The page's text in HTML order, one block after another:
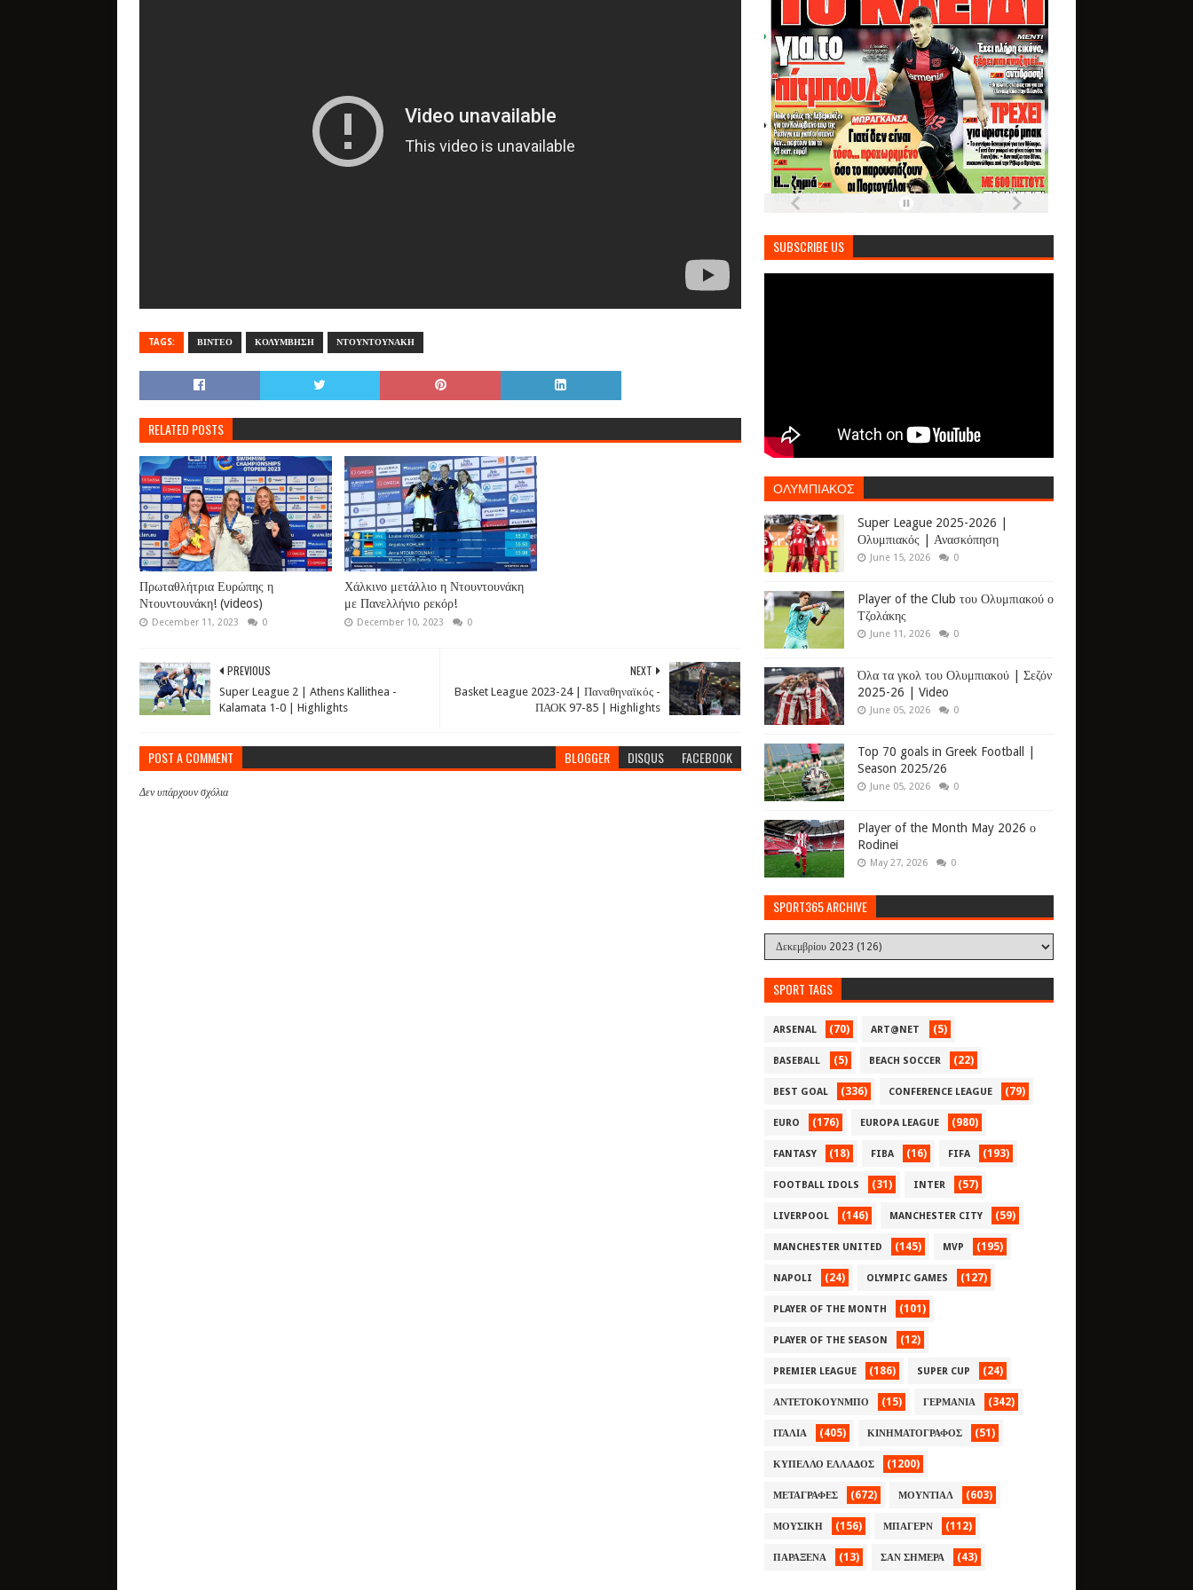
TAGS: ΒΙΝΤΕΟ ΚΟΛΥΜΒΗΣΗ ΝΤΟΥΝΤΟΥΝΑΚΗ
RELATED POSTS
Πρωταθλήτρια Ευρώπης η
Ντουντουνάκη! (videos)
December 11, 2023 0
Χάλκινο μετάλλιο η Ντουντουνάκη
με Πανελλήνιο ρεκόρ!
December 10, 2023 0
NEXT
Basket League 2023-24 | Παναθηναϊκός -
ΠΑΟΚ 97-85 | Highlights
PREVIOUS
Super League 2 | Athens Kallithea -
Kalamata 1-0 | Highlights
POST A COMMENT BLOGGER DISQUS FACEBOOK
Δεν υπάρχουν σχόλια
SUBSCRIBE US
ΟΛΥΜΠΙΑΚΟΣ
Super League 2025-2026 |
Ολυμπιακός | Ανασκόπηση
June 15, 2026 0
Player of the Club του Ολυμπιακού ο
Τζολάκης
June 11, 2026 0
Όλα τα γκολ του Ολυμπιακού | Σεζόν
2025-26 | Video
June 05, 2026 0
Top 70 goals in Greek Football |
Season 2025/26
June 05, 2026 0
Player of the Month May 2026 ο
Rodinei
May 27, 2026 0
SPORT365 ARCHIVE
SPORT TAGS
ARSENAL (70) ART@NET (5)
BASEBALL (5) BEACH SOCCER (22)
BEST GOAL (336) CONFERENCE LEAGUE (79)
EURO (176) EUROPA LEAGUE (980)
FANTASY (18) FIBA (16) FIFA (193)
FOOTBALL IDOLS (31) INTER (57)
LIVERPOOL (146) MANCHESTER CITY (59)
MANCHESTER UNITED (145) MVP (195)
NAPOLI (24) OLYMPIC GAMES (127)
PLAYER OF THE MONTH (101)
PLAYER OF THE SEASON (12)
PREMIER LEAGUE (186) SUPER CUP (24)
ΑΝΤΕΤΟΚΟΥΝΜΠΟ (15) ΓΕΡΜΑΝΙΑ (342)
ΙΤΑΛΙΑ (405) ΚΙΝΗΜΑΤΟΓΡΑΦΟΣ (51)
ΚΥΠΕΛΛΟ ΕΛΛΑΔΟΣ (1200)
ΜΕΤΑΓΡΑΦΕΣ (672) ΜΟΥΝΤΙΑΛ (603)
ΜΟΥΣΙΚΗ (156) ΜΠΑΓΕΡΝ (112)
ΠΑΡΑΞΕΝΑ (13) ΣΑΝ ΣΗΜΕΡΑ (43)